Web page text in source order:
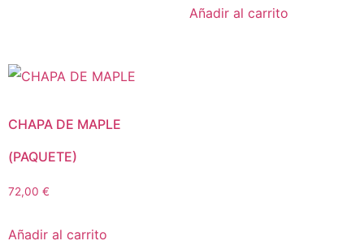
Añadir al carrito
CHAPA DE MAPLE
(PAQUETE)
72,00 €
Añadir al carrito